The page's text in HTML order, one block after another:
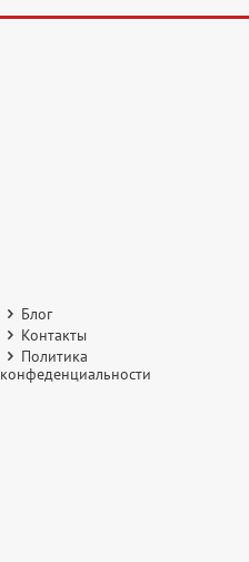
Блог
Контакты
Политика
конфеденциальности